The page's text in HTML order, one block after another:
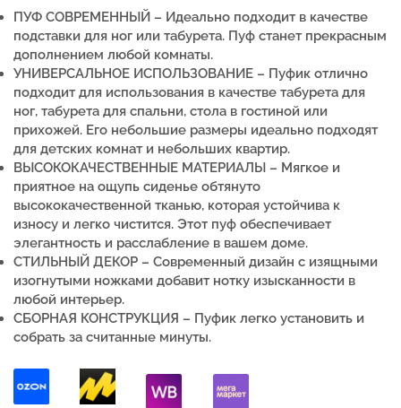
ПУФ СОВРЕМЕННЫЙ – Идеально подходит в качестве
подставки для ног или табурета. Пуф станет прекрасным
дополнением любой комнаты.
УНИВЕРСАЛЬНОЕ ИСПОЛЬЗОВАНИЕ – Пуфик отлично
подходит для использования в качестве табурета для
ног, табурета для спальни, стола в гостиной или
прихожей. Его небольшие размеры идеально подходят
для детских комнат и небольших квартир.
ВЫСОКОКАЧЕСТВЕННЫЕ МАТЕРИАЛЫ – Мягкое и
приятное на ощупь сиденье обтянуто
высококачественной тканью, которая устойчива к
износу и легко чистится. Этот пуф обеспечивает
элегантность и расслабление в вашем доме.
СТИЛЬНЫЙ ДЕКОР – Современный дизайн с изящными
изогнутыми ножками добавит нотку изысканности в
любой интерьер.
СБОРНАЯ КОНСТРУКЦИЯ – Пуфик легко установить и
собрать за считанные минуты.